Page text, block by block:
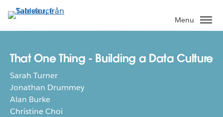
vidare
till
Menu
That One Thing - Building a Data Culture
Sarah Turner
Jonathan Drummey
Alan Burke
Christine Choi